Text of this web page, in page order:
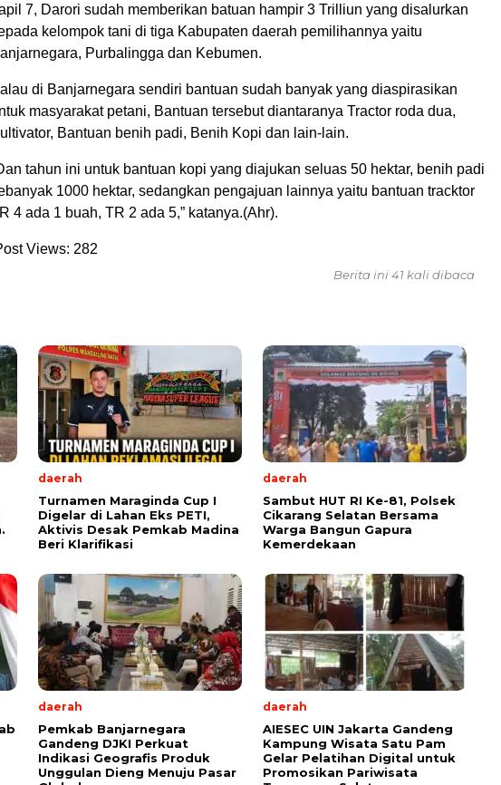
7, Darori sudah memberikan batuan hampir 3 Trilliun yang disalurkan
kelompok tani di tiga Kabupaten daerah pemilihannya yaitu
Purbalingga dan Kebumen.
di Banjarnegara sendiri bantuan sudah banyak yang diaspirasikan
masyarakat petani, Bantuan tersebut diantaranya Tractor roda dua,
Bantuan benih padi, Benih Kopi dan lain-lain.
tahun ini untuk bantuan kopi yang diajukan seluas 50 hektar, benih padi
1000 hektar, sedangkan pengajuan lainnya yaitu bantuan tracktor
4 ada 1 buah, TR 2 ada 5,” katanya.(Ahr).
Views: 282
Berita ini 41 kali dibaca
daerah
Turnamen Maraginda Cup I
Digelar di Lahan Eks PETI,
Aktivis Desak Pemkab Madina
Beri Klarifikasi
daerah
Sambut HUT RI Ke-81, Polsek
Cikarang Selatan Bersama
Warga Bangun Gapura
Kemerdekaan
daerah
Pemkab Banjarnegara
Gandeng DJKI Perkuat
Indikasi Geografis Produk
Unggulan Dieng Menuju Pasar
daerah
AIESEC UIN Jakarta Gandeng
Kampung Wisata Satu Pam
Gelar Pelatihan Digital untuk
Promosikan Pariwisata